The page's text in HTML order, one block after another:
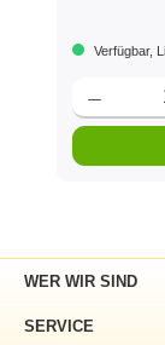
Verfügbar,
WER WIR SIND
SERVICE